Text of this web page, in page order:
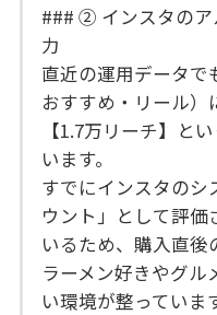
### ② インスタのア
力
直近の運用データで
おすすめ・リール）
【1.7万リーチ】と
います。
すでにインスタのシ
ウント」として評価
いるため、購入直
ラーメン好きやグル
い環境が整っていま